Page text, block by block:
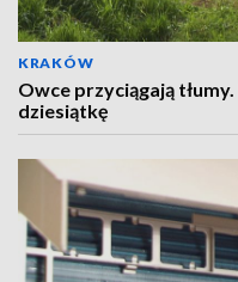
KRAKÓW
Owce przyciągają
dziesiątkę